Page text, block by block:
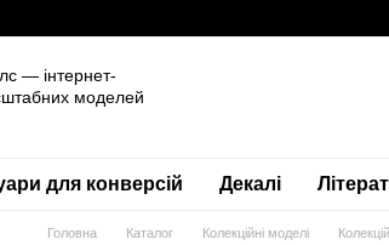
для конверсій Декалі
Головна Каталог Колекційні моделі